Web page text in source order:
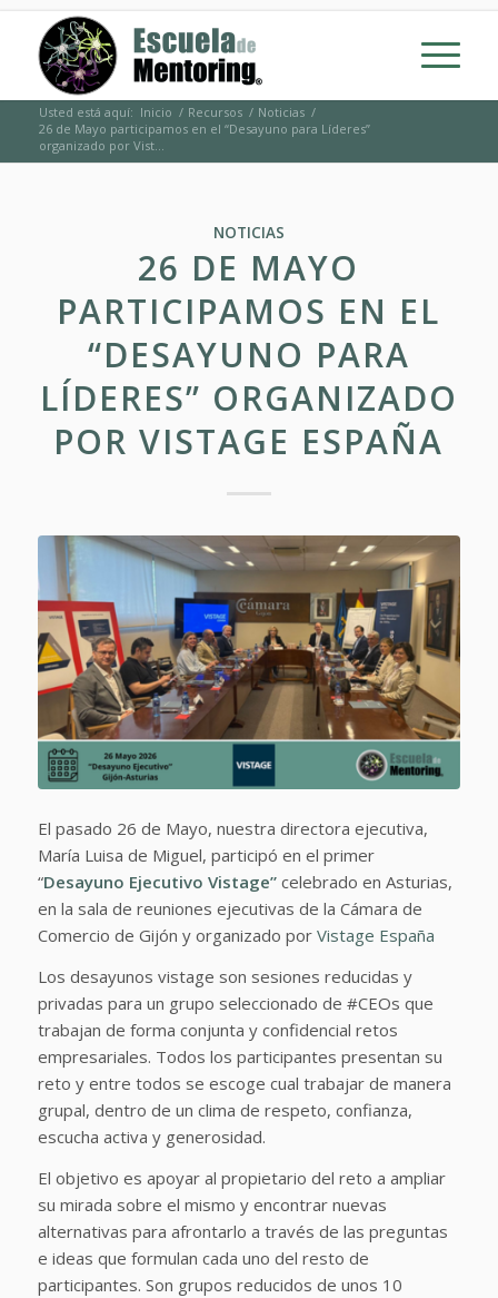
Usted está aquí: Inicio / Recursos / Noticias /
26 de Mayo participamos en el “Desayuno para Líderes”
organizado por Vist...
NOTICIAS
26 DE MAYO
PARTICIPAMOS EN EL
“DESAYUNO PARA
LÍDERES” ORGANIZADO
POR VISTAGE ESPAÑA
El pasado 26 de Mayo, nuestra directora ejecutiva,
María Luisa de Miguel, participó en el primer
“Desayuno Ejecutivo Vistage”celebrado en Asturias,
en la sala de reuniones ejecutivas de la Cámara de
Comercio de Gijón y organizado por Vistage España
Los desayunos vistage son sesiones reducidas y
privadas para un grupo seleccionado de #CEOs que
trabajan de forma conjunta y confidencial retos
empresariales. Todos los participantes presentan su
reto y entre todos se escoge cual trabajar de manera
grupal, dentro de un clima de respeto, confianza,
escucha activa y generosidad.
El objetivo es apoyar al propietario del reto a ampliar
su mirada sobre el mismo y encontrar nuevas
alternativas para afrontarlo a través de las preguntas
e ideas que formulan cada uno del resto de
participantes. Son grupos reducidos de unos 10